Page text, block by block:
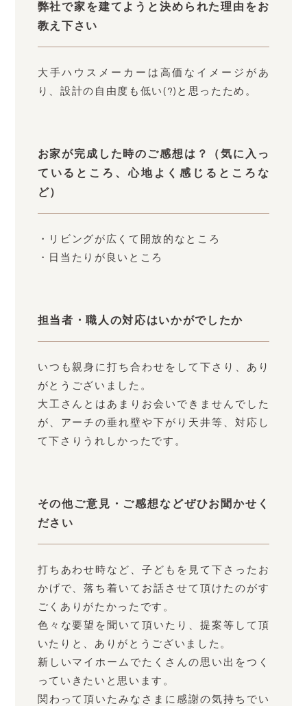
弊社で家を建てようと決められた理由をお
教え下さい
大手ハウスメーカーは高価なイメージがあ
り、設計の自由度も低い(?)と思ったため。
お家が完成した時のご感想は？（気に入っ
ているところ、心地よく感じるところな
ど）
・リビングが広くて開放的なところ
・日当たりが良いところ
担当者・職人の対応はいかがでしたか
いつも親身に打ち合わせをして下さり、あり
がとうございました。
大工さんとはあまりお会いできませんでした
が、アーチの垂れ壁や下がり天井等、対応し
て下さりうれしかったです。
その他ご意見・ご感想などぜひお聞かせく
ださい
打ちあわせ時など、子どもを見て下さったお
かげで、落ち着いてお話させて頂けたのがす
ごくありがたかったです。
色々な要望を聞いて頂いたり、提案等して頂
いたりと、ありがとうございました。
新しいマイホームでたくさんの思い出をつく
っていきたいと思います。
関わって頂いたみなさまに感謝の気持ちでい